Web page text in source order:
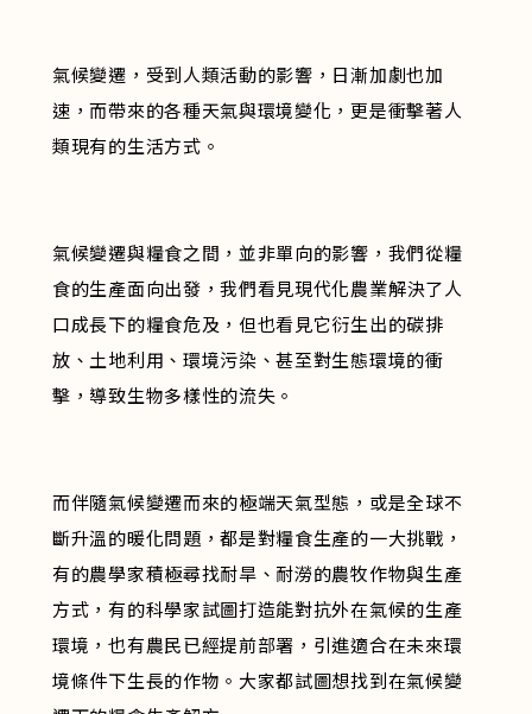
氣候變遷，受到人類活動的影響，日漸加劇也加
速，而帶來的各種天氣與環境變化，更是衝擊著人
類現有的生活方式。
氣候變遷與糧食之間，並非單向的影響，我們從糧
食的生產面向出發，我們看見現代化農業解決了人
口成長下的糧食危及，但也看見它衍生出的碳排
放、土地利用、環境污染、甚至對生態環境的衝
擊，導致生物多樣性的流失。
而伴隨氣候變遷而來的極端天氣型態，或是全球不
斷升溫的暖化問題，都是對糧食生產的一大挑戰，
有的農學家積極尋找耐旱、耐澇的農牧作物與生產
方式，有的科學家試圖打造能對抗外在氣候的生產
環境，也有農民已經提前部署，引進適合在未來環
境條件下生長的作物。大家都試圖想找到在氣候變